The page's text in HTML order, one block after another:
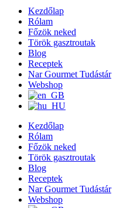
Kezdőlap
Rólam
Főzök neked
Török gasztroutak
Blog
Receptek
Nar Gourmet Tudástár
Webshop
Kezdőlap
Rólam
Főzök neked
Török gasztroutak
Blog
Receptek
Nar Gourmet Tudástár
Webshop